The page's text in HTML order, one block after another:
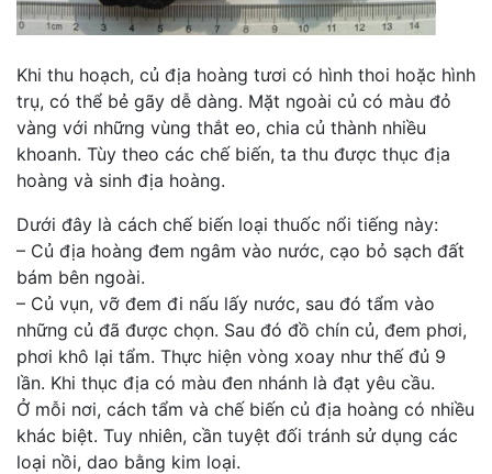
Khi thu hoạch, củ địa hoàng tươi có hình thoi hoặc hình
trụ, có thể bẻ gãy dễ dàng. Mặt ngoài củ có màu đỏ
vàng với những vùng thắt eo, chia củ thành nhiều
khoanh. Tùy theo các chế biến, ta thu được thục địa
hoàng và sinh địa hoàng.
Dưới đây là cách chế biến loại thuốc nổi tiếng này:
– Củ địa hoàng đem ngâm vào nước, cạo bỏ sạch đất
bám bên ngoài.
– Củ vụn, vỡ đem đi nấu lấy nước, sau đó tẩm vào
những củ đã được chọn. Sau đó đồ chín củ, đem phơi,
phơi khô lại tẩm. Thực hiện vòng xoay như thế đủ 9
lần. Khi thục địa có màu đen nhánh là đạt yêu cầu.
Ở mỗi nơi, cách tẩm và chế biến củ địa hoàng có nhiều
khác biệt. Tuy nhiên, cần tuyệt đối tránh sử dụng các
loại nồi, dao bằng kim loại.